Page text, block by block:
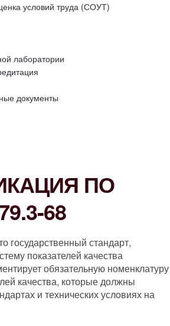
условий труда (СОУТ)
лаборатории
документы
ПО
68
государственный стандарт,
показателей качества
обязательную номенклатуру
качества, которые должны
и технических условиях на